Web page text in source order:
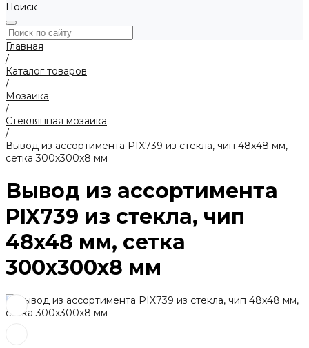
Поиск
Главная
/
Каталог товаров
/
Мозаика
/
Стеклянная мозаика
/
Вывод из ассортимента PIX739 из стекла, чип 48x48 мм,
сетка 300х300x8 мм
Вывод из ассортимента
PIX739 из стекла, чип
48x48 мм, сетка
300х300x8 мм